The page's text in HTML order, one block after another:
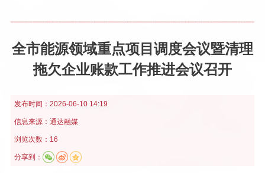
当前位置：首页>政务公开>市政府>领导活动
全市能源领域重点项目调度会议暨清理
拖欠企业账款工作推进会议召开
发布时间： 2026-06-10 14:19
信息来源： 通达融媒
浏览次数：16
分享到：